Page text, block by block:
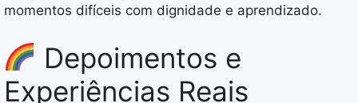
momentos difíceis com dignidade e aprendizado.
Depoimentos e
Experiências Reais